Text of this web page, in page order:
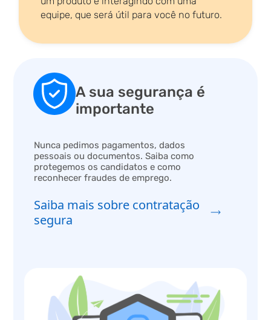
equipe, que será útil para você no futuro.
A sua segurança é
importante
Nunca pedimos pagamentos, dados
pessoais ou documentos. Saiba como
protegemos os candidatos e como
reconhecer fraudes de emprego.
Saiba mais sobre contratação
segura